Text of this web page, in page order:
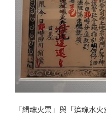
「緝魂火票」與「追魂水火